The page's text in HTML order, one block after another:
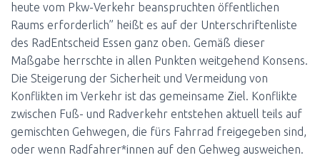
heute vom Pkw-Verkehr beanspruchten öffentlichen
Raums erforderlich” heißt es auf der Unterschriftenliste
des RadEntscheid Essen ganz oben. Gemäß dieser
Maßgabe herrschte in allen Punkten weitgehend Konsens.
Die Steigerung der Sicherheit und Vermeidung von
Konflikten im Verkehr ist das gemeinsame Ziel. Konflikte
zwischen Fuß- und Radverkehr entstehen aktuell teils auf
gemischten Gehwegen, die fürs Fahrrad freigegeben sind,
oder wenn Radfahrer*innen auf den Gehweg ausweichen.